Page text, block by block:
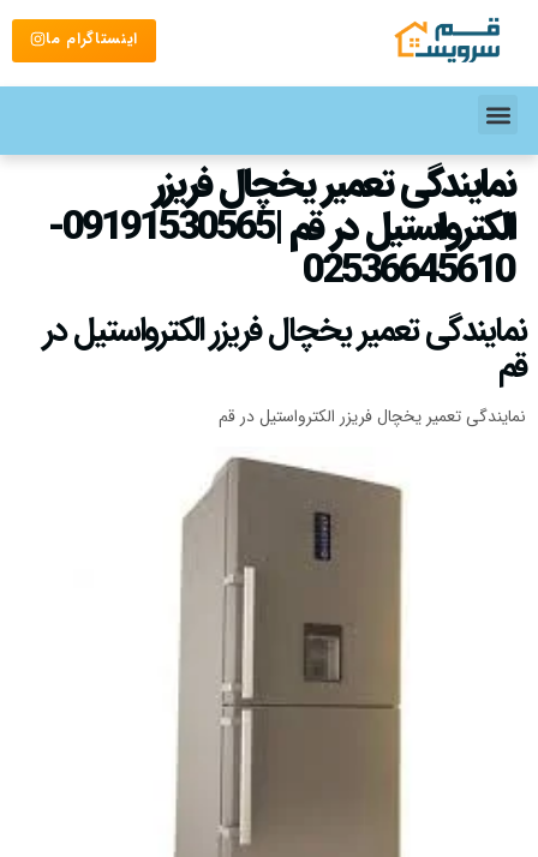
اینستاگرام ما
نمایندگی تعمیر یخچال فریزر
الکترواستیل در قم |09191530565-
02536645610
نمایندگی تعمیر یخچال فریزر الکترواستیل در
قم
نمایندگی تعمیر یخچال فریزر الکترواستیل در قم